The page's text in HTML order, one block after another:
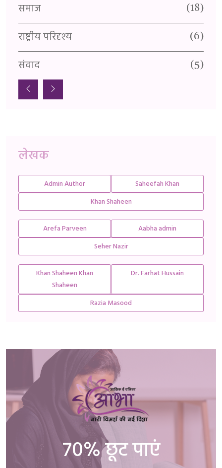
समाज (18)
राष्ट्रीय परिदृश्य (6)
संवाद (5)
लेखक
Admin Author
Saheefah Khan
Khan Shaheen
Arefa Parveen
Aabha admin
Seher Nazir
Khan Shaheen Khan
Shaheen
Dr. Farhat Hussain
Razia Masood
70% छूट पाएं